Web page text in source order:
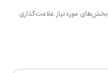
بخش‌های موردنیاز علامت‌گذاری